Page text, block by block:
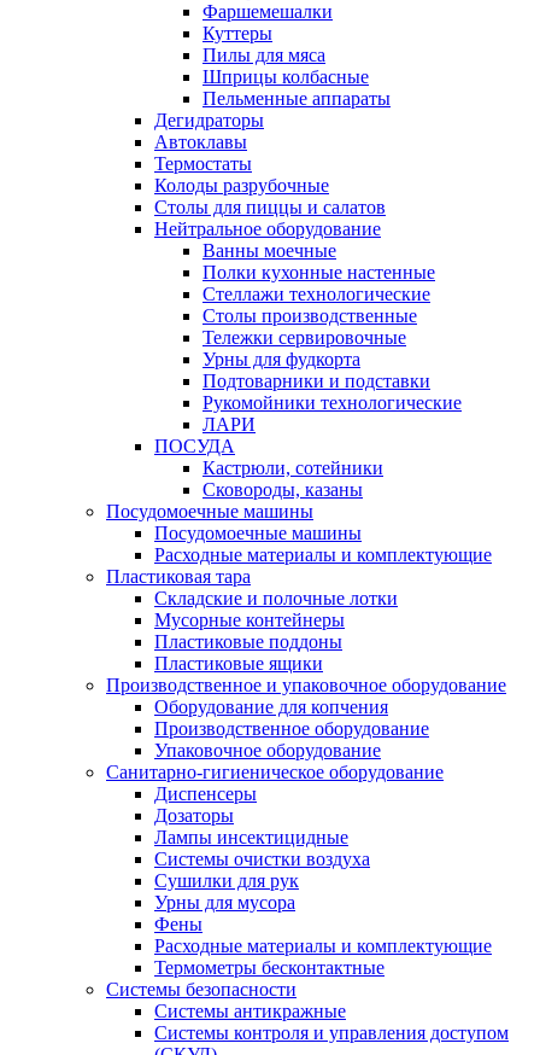
Фаршемешалки
Куттеры
Пилы для мяса
Шприцы колбасные
Пельменные аппараты
Дегидраторы
Автоклавы
Термостаты
Колоды разрубочные
Столы для пиццы и салатов
Нейтральное оборудование
Ванны моечные
Полки кухонные настенные
Стеллажи технологические
Столы производственные
Тележки сервировочные
Урны для фудкорта
Подтоварники и подставки
Рукомойники технологические
ЛАРИ
ПОСУДА
Кастрюли, сотейники
Сковороды, казаны
Посудомоечные машины
Посудомоечные машины
Расходные материалы и комплектующие
Пластиковая тара
Складские и полочные лотки
Мусорные контейнеры
Пластиковые поддоны
Пластиковые ящики
Производственное и упаковочное оборудование
Оборудование для копчения
Производственное оборудование
Упаковочное оборудование
Санитарно-гигиеническое оборудование
Диспенсеры
Дозаторы
Лампы инсектицидные
Системы очистки воздуха
Сушилки для рук
Урны для мусора
Фены
Расходные материалы и комплектующие
Термометры бесконтактные
Системы безопасности
Системы антикражные
Системы контроля и управления доступом